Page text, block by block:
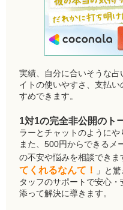
実績、自分に合いそうな
イトの使いやすさ、支払
すめできます。
1対1の完全非公開のト
ラーとチャットのようにや
また、500円からできるメ
の不安や悩みを相談できま
てくれるなんて！
」と
タッフのサポートで安心
添って解決に導きます。